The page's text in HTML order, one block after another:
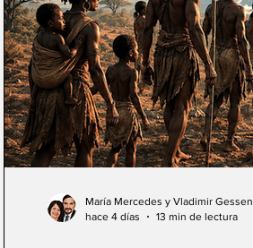
María Mercedes y Vladimir Gessen
hace 4 días
13 min de lectura